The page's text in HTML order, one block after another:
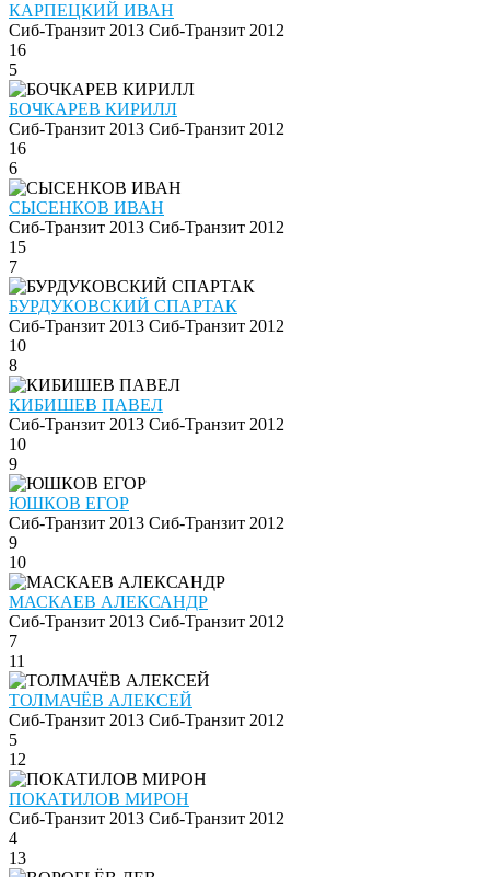
КАРПЕЦКИЙ ИВАН
Сиб-Транзит 2013 Сиб-Транзит 2012
16
5
БОЧКАРЕВ КИРИЛЛ
Сиб-Транзит 2013 Сиб-Транзит 2012
16
6
СЫСЕНКОВ ИВАН
Сиб-Транзит 2013 Сиб-Транзит 2012
15
7
БУРДУКОВСКИЙ СПАРТАК
Сиб-Транзит 2013 Сиб-Транзит 2012
10
8
КИБИШЕВ ПАВЕЛ
Сиб-Транзит 2013 Сиб-Транзит 2012
10
9
ЮШКОВ ЕГОР
Сиб-Транзит 2013 Сиб-Транзит 2012
9
10
МАСКАЕВ АЛЕКСАНДР
Сиб-Транзит 2013 Сиб-Транзит 2012
7
11
ТОЛМАЧЁВ АЛЕКСЕЙ
Сиб-Транзит 2013 Сиб-Транзит 2012
5
12
ПОКАТИЛОВ МИРОН
Сиб-Транзит 2013 Сиб-Транзит 2012
4
13